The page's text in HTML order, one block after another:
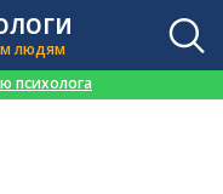
людям
психолога